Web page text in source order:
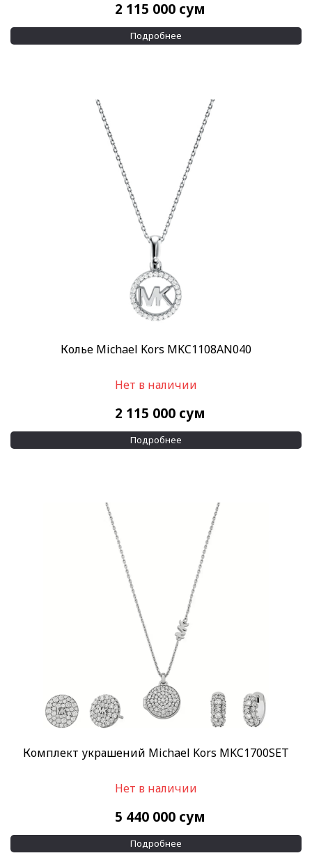
2 115 000 сум
Подробнее
Колье Michael Kors MKC1108AN040
Нет в наличии
2 115 000 сум
Подробнее
Комплект украшений Michael Kors MKC1700SET
Нет в наличии
5 440 000 сум
Подробнее